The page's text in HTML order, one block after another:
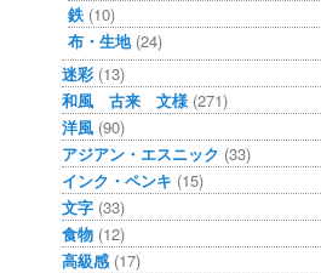
鉄 (10)
布・生地(24)
迷彩 (13)
和風 古来 文様 (271)
洋風 (90)
アジアン・エスニック (33)
インク・ペンキ (15)
文字 (33)
食物 (12)
高級感 (17)